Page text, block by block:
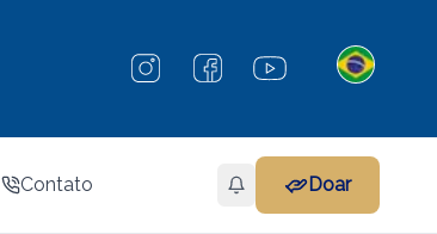
Contato Doar